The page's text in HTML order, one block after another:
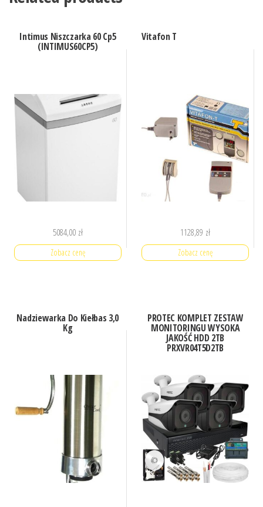
Intimus Niszczarka 60 Cp5
(INTIMUS60CP5)
5084,00 zł
Zobacz cenę
Vitafon T
1128,89 zł
Zobacz cenę
Nadziewarka Do Kiełbas 3,0
Kg
PROTEC KOMPLET ZESTAW
MONITORINGU WYSOKA
JAKOŚĆ HDD 2TB
PRXVR04T5D2TB